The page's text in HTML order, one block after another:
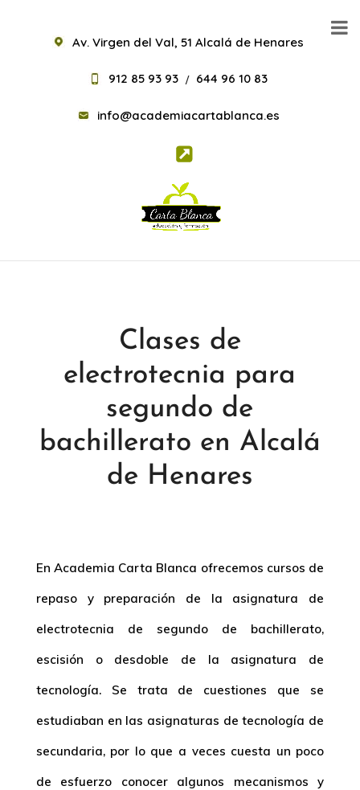
Av. Virgen del Val, 51 Alcalá de Henares
912 85 93 93 / 644 96 10 83
info@academiacartablanca.es
Clases de
electrotecnia para
segundo de
bachillerato en Alcalá
de Henares
En Academia Carta Blanca ofrecemos cursos de
repaso y preparación de la asignatura de
electrotecnia de segundo de bachillerato,
escisión o desdoble de la asignatura de
tecnología. Se trata de cuestiones que se
estudiaban en las asignaturas de tecnología de
secundaria, por lo que a veces cuesta un poco
de esfuerzo conocer algunos mecanismos y